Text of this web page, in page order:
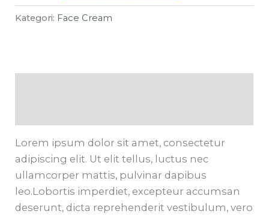
Kategori: Face Cream
Lorem ipsum dolor sit amet, consectetur
adipiscing elit. Ut elit tellus, luctus nec
ullamcorper mattis, pulvinar dapibus
leo.Lobortis imperdiet, excepteur accumsan
deserunt, dicta reprehenderit vestibulum, vero